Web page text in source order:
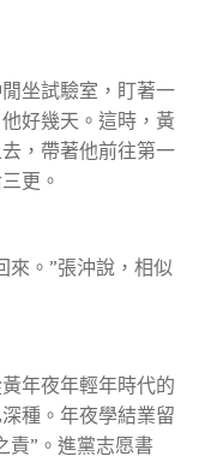
坐試驗室，盯著一
好幾天。這時，黃
，帶著他前往第一
更。
。”張沖說，相似
年夜年輕年時代的
種。年夜學結業留
責”。進黨志愿書